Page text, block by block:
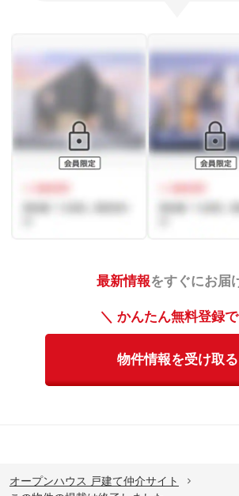
最新情報をすぐにお届
＼ かんたん無料登録
物件情報を受け取る
オープンハウス 戸建て仲介サイト